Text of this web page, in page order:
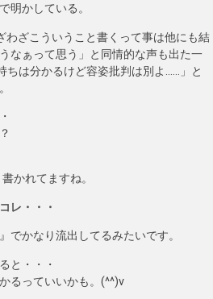
明かしている。
ざこういうこと書くって事は他にも結
なぁって思う」と同情的な声も出た一
は分かるけど容姿批判は別よ……」と
かれてますね。
レ・・・
でかなり流出してるみたいです。
と・・・
るっていいかも。(^^)v